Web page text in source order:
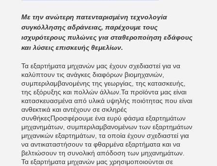
Με την ανώτερη πατενταρισμένη τεχνολογία
συγκόλλησης αδράνειας, παρέχουμε τους
ισχυρότερους πυλώνες για σταθεροποίηση εδάφους
και λύσεις επισκευής θεμελίων.
Τα εξαρτήματα μηχανών μας έχουν σχεδιαστεί για να
καλύπτουν τις ανάγκες διαφόρων βιομηχανιών,
συμπεριλαμβανομένης της γεωργίας, της κατασκευής,
της εξόρυξης και πολλών άλλων.Τα προϊόντα μας είναι
κατασκευασμένα από υλικά υψηλής ποιότητας που είναι
ανθεκτικά και αντέχουν σε σκληρές
συνθήκεςΠροσφέρουμε ένα ευρύ φάσμα εξαρτημάτων
μηχανημάτων, συμπεριλαμβανομένων των εξαρτημάτων
μηχανικών εξαρτημάτων, τα οποία έχουν σχεδιαστεί για
να αντικαταστήσουν τα φθαρμένα εξαρτήματα και να
βελτιώσουν τη συνολική απόδοση των μηχανημάτων.
Τα εξαρτήματα μηχανών μας χρησιμοποιούνται σε